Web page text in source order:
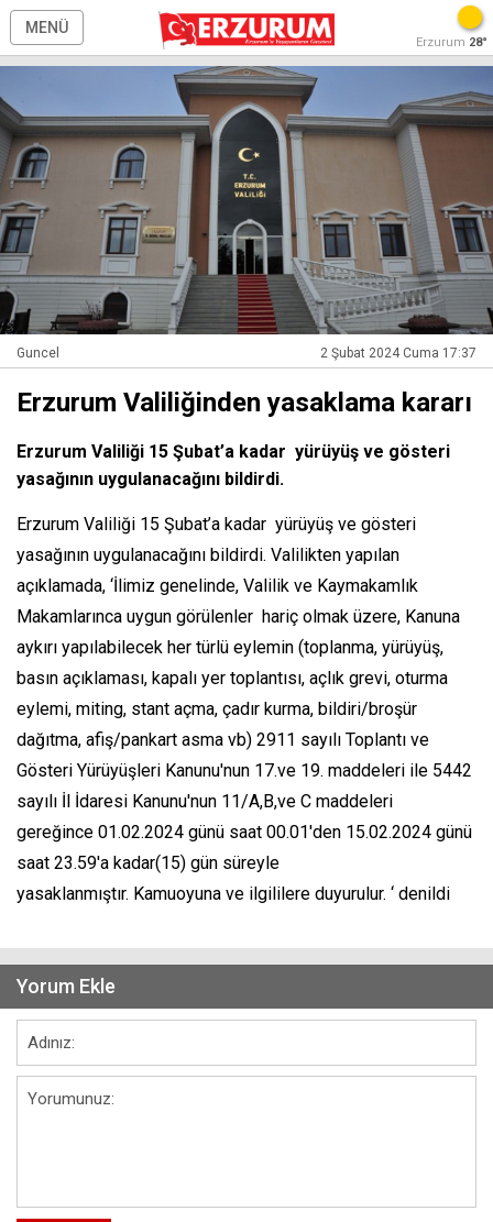
MENÜ
Erzurum 28°
Guncel 2 Şubat 2024 Cuma 17:37
Erzurum Valiliğinden yasaklama kararı
Erzurum Valiliği 15 Şubat’a kadar yürüyüş ve gösteri
yasağının uygulanacağını bildirdi.
Erzurum Valiliği 15 Şubat’a kadar yürüyüş ve gösteri
yasağının uygulanacağını bildirdi. Valilikten yapılan
açıklamada, ‘İlimiz genelinde, Valilik ve Kaymakamlık
Makamlarınca uygun görülenler hariç olmak üzere, Kanuna
aykırı yapılabilecek her türlü eylemin (toplanma, yürüyüş,
basın açıklaması, kapalı yer toplantısı, açlık grevi, oturma
eylemi, miting, stant açma, çadır kurma, bildiri/broşür
dağıtma, afiş/pankart asma vb) 2911 sayılı Toplantı ve
Gösteri Yürüyüşleri Kanunu'nun 17.ve 19. maddeleri ile 5442
sayılı İl İdaresi Kanunu'nun 11/A,B,ve C maddeleri
gereğince 01.02.2024 günü saat 00.01'den 15.02.2024 günü
saat 23.59'a kadar(15) gün süreyle
yasaklanmıştır. Kamuoyuna ve ilgililere duyurulur. ‘ denildi
Yorum Ekle